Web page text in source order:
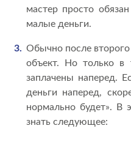
мастер просто
малые деньги.
Обычно после
объект. Но только в
заплачены наперед.
деньги наперед,
нормально будет». В
знать следующее: